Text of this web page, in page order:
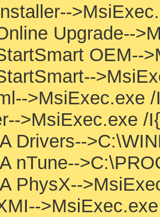
Upgrade--
OEM--
>MsiExec.exe
>MsiExec.exe /
Drivers--
nTune--
PhysX--